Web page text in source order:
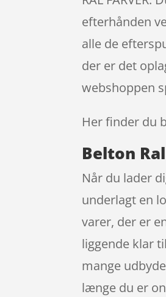
efterhånden
alle de
der er det
webshoppen
Her finder du
Belton
Når du lader
underlagt en
varer, der er
liggende klar
mange
længe du er